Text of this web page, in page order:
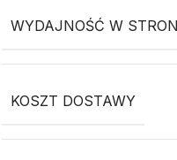
WYDAJNOŚĆ W
KOSZT DOSTAWY